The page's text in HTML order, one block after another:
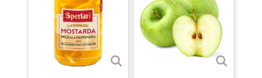
Prodotti di ottima qualità..
Prodotti di ottima qualità... peccato per il corriere che trattano i pacchi
come palloni da calcio.....sicuramente riaquisto speriamo nel corriere